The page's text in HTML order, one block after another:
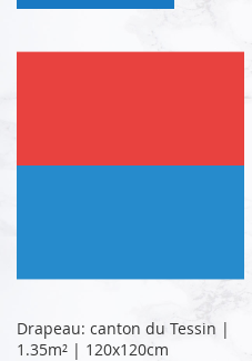
Drapeau: canton du Tessin |
1.35m² | 120x120cm